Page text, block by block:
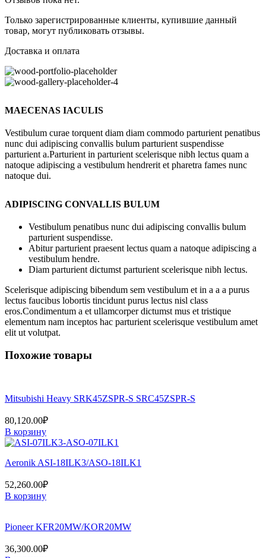
Только зарегистрированные клиенты, купившие данный
товар, могут публиковать отзывы.
Доставка и оплата
MAECENAS IACULIS
Vestibulum curae torquent diam diam commodo parturient penatibus
nunc dui adipiscing convallis bulum parturient suspendisse
parturient a.Parturient in parturient scelerisque nibh lectus quam a
natoque adipiscing a vestibulum hendrerit et pharetra fames nunc
natoque dui.
ADIPISCING CONVALLIS BULUM
Vestibulum penatibus nunc dui adipiscing convallis bulum
parturient suspendisse.
Abitur parturient praesent lectus quam a natoque adipiscing a
vestibulum hendre.
Diam parturient dictumst parturient scelerisque nibh lectus.
Scelerisque adipiscing bibendum sem vestibulum et in a a a purus
lectus faucibus lobortis tincidunt purus lectus nisl class
eros.Condimentum a et ullamcorper dictumst mus et tristique
elementum nam inceptos hac parturient scelerisque vestibulum amet
elit ut volutpat.
Похожие товары
Mitsubishi Heavy SRK45ZSPR-S SRC45ZSPR-S
80,120.00₽
В корзину
Aeronik ASI-18ILK3/ASO-18ILK1
52,260.00₽
В корзину
Pioneer KFR20MW/KOR20MW
36,300.00₽